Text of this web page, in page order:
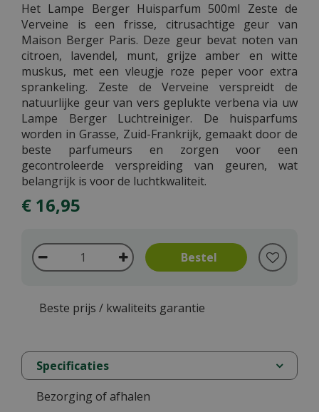
Het Lampe Berger Huisparfum 500ml Zeste de
Verveine is een frisse, citrusachtige geur van
Maison Berger Paris. Deze geur bevat noten van
citroen, lavendel, munt, grijze amber en witte
muskus, met een vleugje roze peper voor extra
sprankeling. Zeste de Verveine verspreidt de
natuurlijke geur van vers geplukte verbena via uw
Lampe Berger Luchtreiniger. De huisparfums
worden in Grasse, Zuid-Frankrijk, gemaakt door de
beste parfumeurs en zorgen voor een
gecontroleerde verspreiding van geuren, wat
belangrijk is voor de luchtkwaliteit.
€ 16,95
Beste prijs / kwaliteits garantie
Specificaties
Bezorging of afhalen